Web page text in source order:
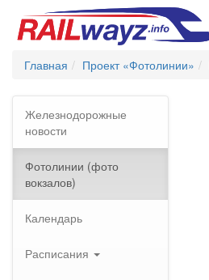
Главная Проект «Фотолинии»
Железнодорожные
новости
Фотолинии (фото
вокзалов)
Календарь
Расписания